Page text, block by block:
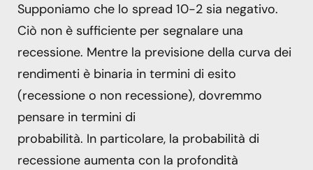
Supponiamo che lo spread 10-2 sia negativo.
Ciò non è sufficiente per segnalare una
recessione. Mentre la previsione della curva dei
rendimenti è binaria in termini di esito
(recessione o non recessione), dovremmo
pensare in termini di
probabilità. In particolare, la probabilità di
recessione aumenta con la profondità